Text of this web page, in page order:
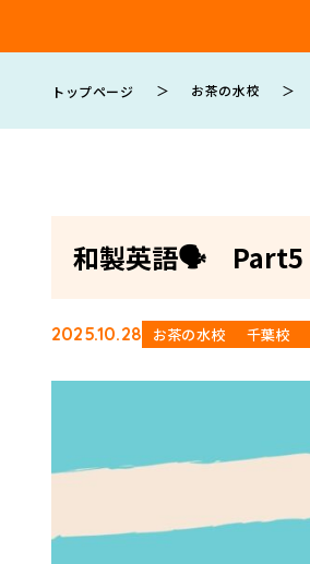
トップページ ＞ お茶の水校 ＞
和製英語🗣 Part5
2025.10.28 お茶の水校 千葉校